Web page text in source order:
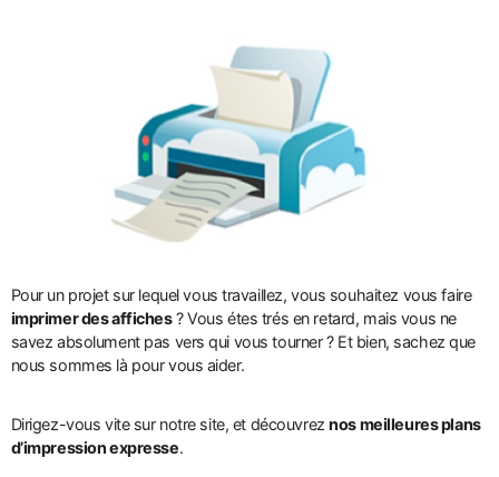
Pour un projet sur lequel vous travaillez, vous souhaitez vous faire
imprimer des affiches? Vous étes trés en retard, mais vous ne
savez absolument pas vers qui vous tourner ? Et bien, sachez que
nous sommes là pour vous aider.
Dirigez-vous vite sur notre site, et découvreznos meilleures plans
d’impression expresse.